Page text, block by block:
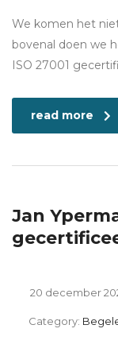
We komen het
bovenal doen we
ISO 27001
read more
Jan
20 december
Category: